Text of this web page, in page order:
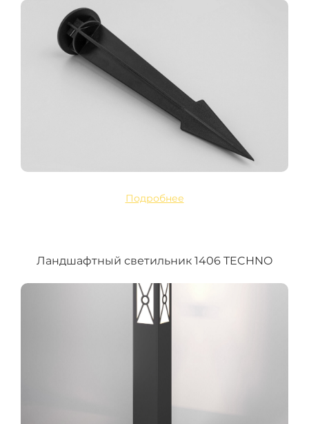
Подробнее
Ландшафтный светильник 1406 TECHNO